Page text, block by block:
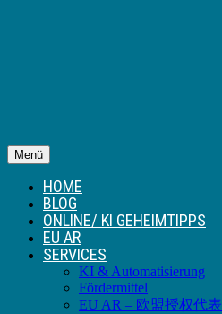
Menü
HOME
BLOG
ONLINE/ KI GEHEIMTIPPS
EU AR
SERVICES
KI & Automatisierung
Fördermittel
EU AR – 欧盟授权代表